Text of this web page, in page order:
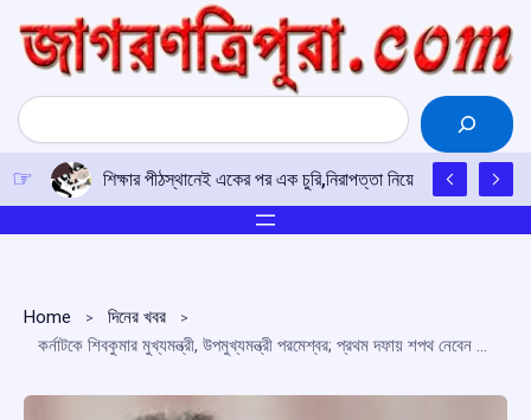
content
Search
শিক্ষার পীঠস্থানেই একের পর এক চুরি,নিরাপত্তা নিয়ে উদ্বিগ্ন শিক্ষক-
Home
দিনের খবর
কর্নাটকে শিবকুমার মুখ্যমন্ত্রী, উপমুখ্যমন্ত্রী পরমেশ্বর; প্রথম দফায় শপথ নেবেন ১৩ মন্ত্রী